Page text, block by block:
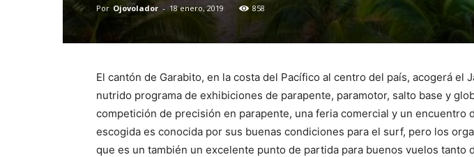
Por Ojovolador - 18 enero, 2019 858
El cantón de Garabito, en la costa del Pacífico al centro del país, acogerá el
nutrido programa de exhibiciones de parapente, paramotor, salto base y
competición de precisión en parapente, una feria comercial y un encuentro
escogida es conocida por sus buenas condiciones para el surf, pero los
que es un también un excelente punto de partida para buenos vuelos tanto